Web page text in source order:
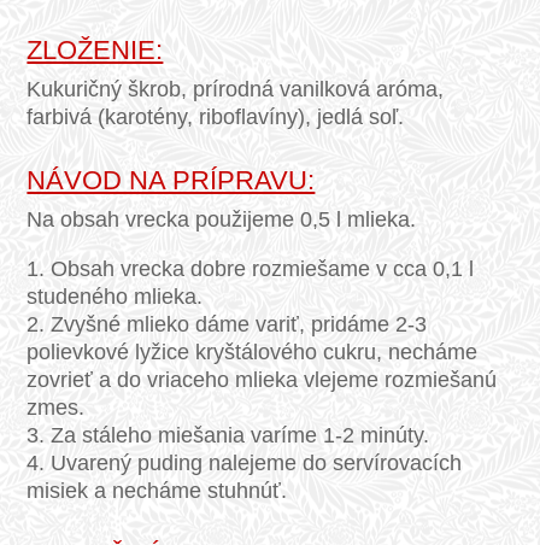
ZLOŽENIE:
Kukuričný škrob, prírodná vanilková aróma,
farbivá (karotény, riboflavíny), jedlá soľ.
NÁVOD NA PRÍPRAVU:
Na obsah vrecka použijeme 0,5 l mlieka.
1. Obsah vrecka dobre rozmiešame v cca 0,1 l
studeného mlieka.
2. Zvyšné mlieko dáme variť, pridáme 2-3
polievkové lyžice kryštálového cukru, necháme
zovrieť a do vriaceho mlieka vlejeme rozmiešanú
zmes.
3. Za stáleho miešania varíme 1-2 minúty.
4. Uvarený puding nalejeme do servírovacích
misiek a necháme stuhnúť.